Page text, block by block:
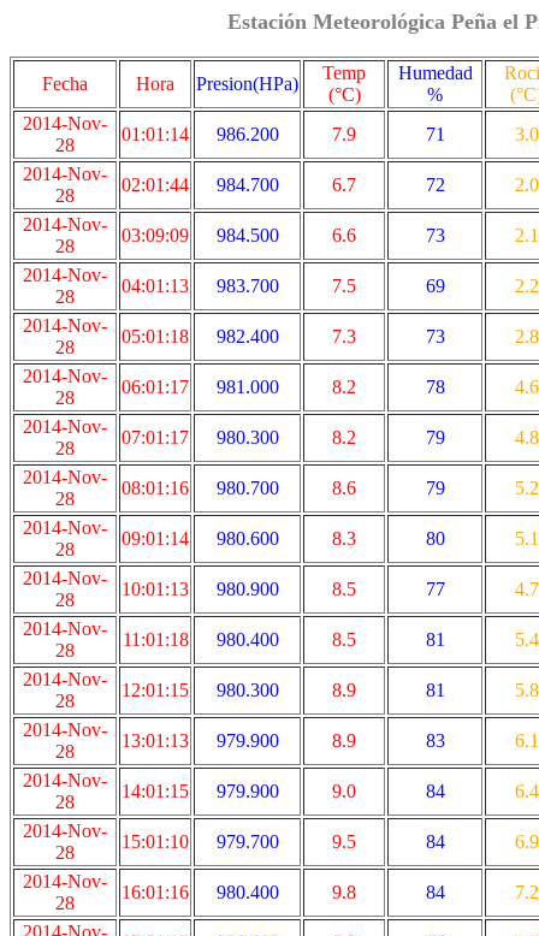
Estación Meteorológica Peña el
Fecha Hora Presion(HPa)
Temp
(°C)
Humedad
%
2014-Nov-
28
01:01:14 986.200 7.9 71
3.0
2014-Nov-
28
02:01:44 984.700 6.7 72
2.0
2014-Nov-
28
03:09:09 984.500 6.6 73
2.1
2014-Nov-
28
04:01:13 983.700 7.5 69
2.2
2014-Nov-
28
05:01:18 982.400 7.3 73
2.8
2014-Nov-
28
06:01:17 981.000 8.2 78
4.6
2014-Nov-
28
07:01:17 980.300 8.2 79
4.8
2014-Nov-
28
08:01:16 980.700 8.6 79
5.2
2014-Nov-
28
09:01:14 980.600 8.3 80
5.1
2014-Nov-
28
10:01:13 980.900 8.5 77
4.7
2014-Nov-
28
11:01:18 980.400 8.5 81
5.4
2014-Nov-
28
12:01:15 980.300 8.9 81
5.8
2014-Nov-
28
13:01:13 979.900 8.9 83
6.1
2014-Nov-
28
14:01:15 979.900 9.0 84
6.4
2014-Nov-
28
15:01:10 979.700 9.5 84
6.9
2014-Nov-
28
16:01:16 980.400 9.8 84
7.2
2014-Nov-